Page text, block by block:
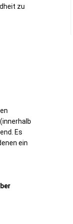
zu
Es
ein